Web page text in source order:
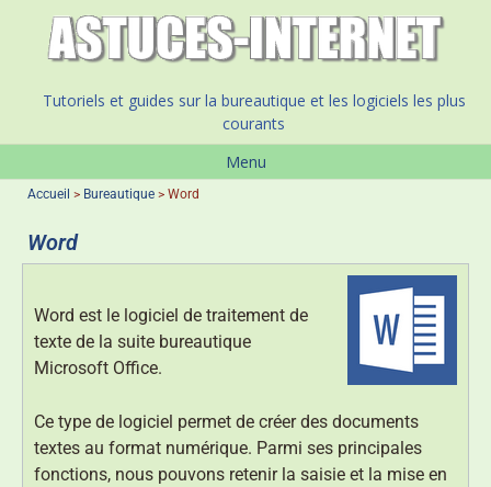
Tutoriels et guides sur la bureautique et les logiciels les plus
courants
Menu
Accueil > Bureautique > Word
Word
Word est le logiciel de traitement de
texte de la suite bureautique
Microsoft Office.
Ce type de logiciel permet de créer des documents
textes au format numérique. Parmi ses principales
fonctions, nous pouvons retenir la saisie et la mise en